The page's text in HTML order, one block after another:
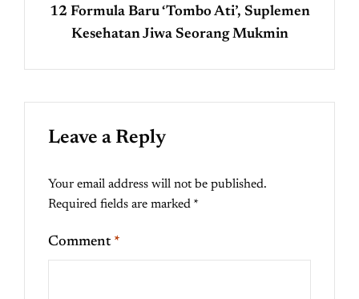
12 Formula Baru ‘Tombo Ati’, Suplemen
Kesehatan Jiwa Seorang Mukmin
Leave a Reply
Your email address will not be published.
Required fields are marked *
Comment *